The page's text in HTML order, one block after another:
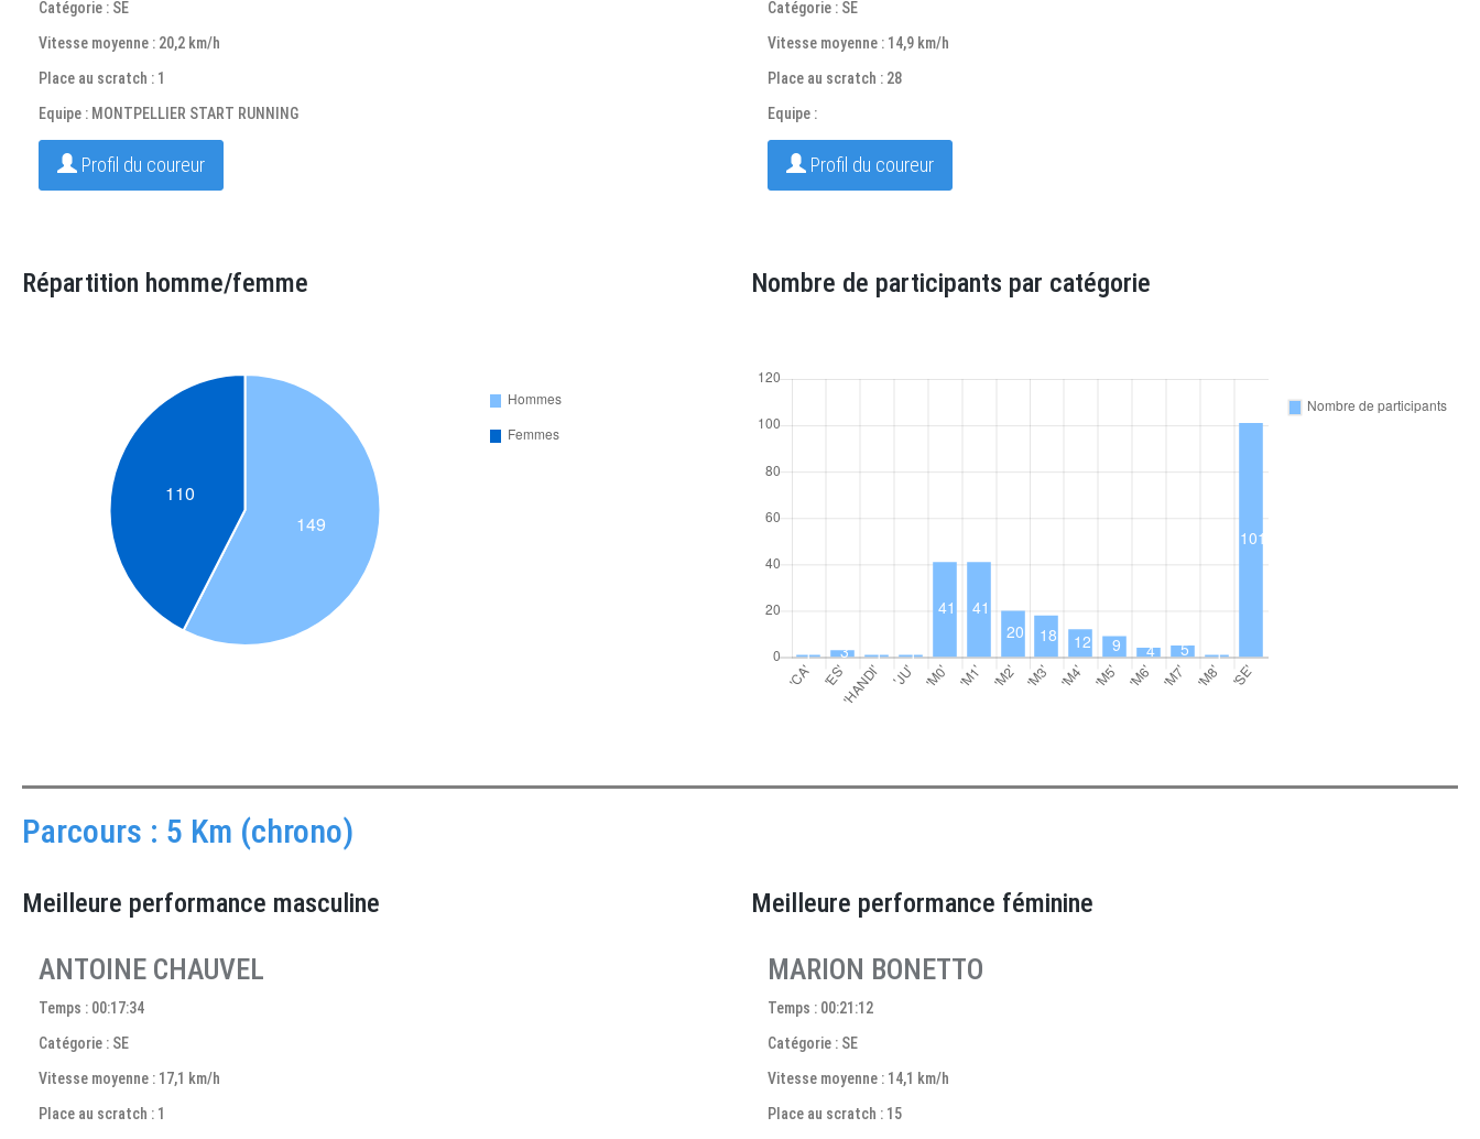
Catégorie : SE
Vitesse moyenne : 20,2 km/h
Place au scratch : 1
Equipe : MONTPELLIER START RUNNING
Profil du coureur
Catégorie : SE
Vitesse moyenne : 14,9 km/h
Place au scratch : 28
Equipe :
Profil du coureur
Répartition homme/femme Nombre de participants par catégorie
Parcours : 5 Km (chrono)
Meilleure performance masculine
ANTOINE CHAUVEL
Temps : 00:17:34
Catégorie : SE
Vitesse moyenne : 17,1 km/h
Place au scratch : 1
Meilleure performance féminine
MARION BONETTO
Temps : 00:21:12
Catégorie : SE
Vitesse moyenne : 14,1 km/h
Place au scratch : 15